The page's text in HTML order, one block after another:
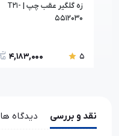
زه گلگیر عقب چپ | T21-
5512030
5
4,183,000
نقد و بررسی دیدگاه ها